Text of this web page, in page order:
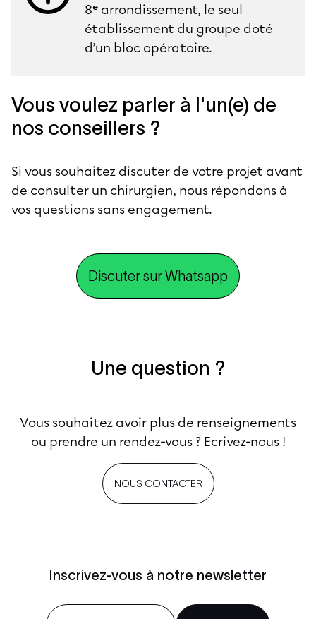
8ᵉ arrondissement, le seul
établissement du groupe doté
d’un bloc opératoire.
Vous voulez parler à l'un(e) de
nos conseillers ?
Si vous souhaitez discuter de votre projet avant
de consulter un chirurgien, nous répondons à
vos questions sans engagement.
Discuter sur Whatsapp
Une question ?
Vous souhaitez avoir plus de renseignements
ou prendre un rendez-vous ? Ecrivez-nous !
NOUS CONTACTER
Inscrivez-vous à notre newsletter
Email